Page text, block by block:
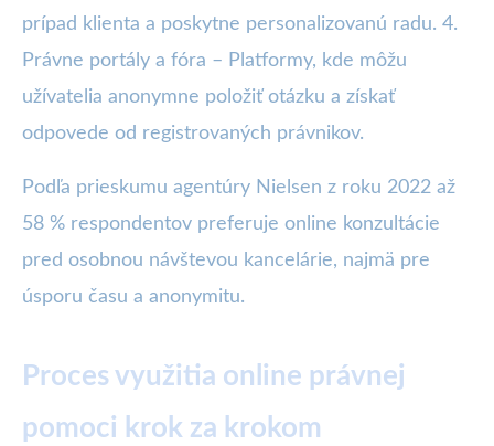
prípad klienta a poskytne personalizovanú radu. 4.
Právne portály a fóra – Platformy, kde môžu
užívatelia anonymne položiť otázku a získať
odpovede od registrovaných právnikov.
Podľa prieskumu agentúry Nielsen z roku 2022 až
58 % respondentov preferuje online konzultácie
pred osobnou návštevou kancelárie, najmä pre
úsporu času a anonymitu.
Proces využitia online právnej
pomoci krok za krokom